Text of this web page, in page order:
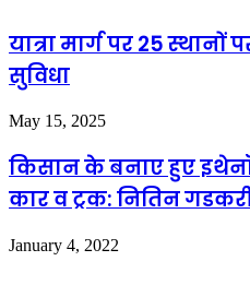
यात्रा मार्ग पर 25 स्थानों
सुविधा
May 15, 2025
किसान के बनाए हुए
कार व ट्रक: नितिन
January 4, 2022